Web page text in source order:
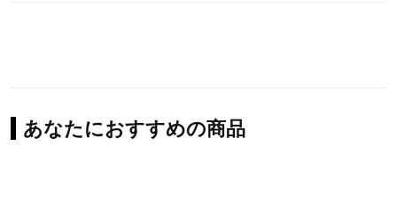
あなたにおすすめの商品